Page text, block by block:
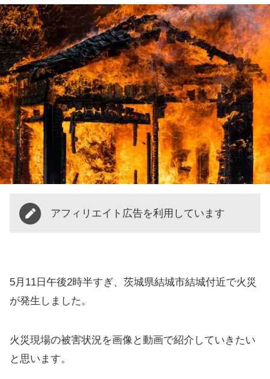
アフィリエイト広告を利用しています
5月11日午後2時半すぎ、茨城県結城市結城付近で火災
が発生しました。
火災現場の被害状況を画像と動画で紹介していきたい
と思います。